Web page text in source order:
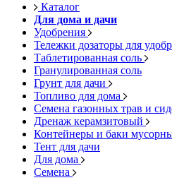
Каталог
Для дома и дачи
Удобрения
Тележки дозаторы для
Таблетированная соль
Гранулированная соль
Грунт для дачи
Топливо для дома
Семена газонных трав и
Дренаж керамзитовый
Контейнеры и баки
Тент для дачи
Для дома
Семена